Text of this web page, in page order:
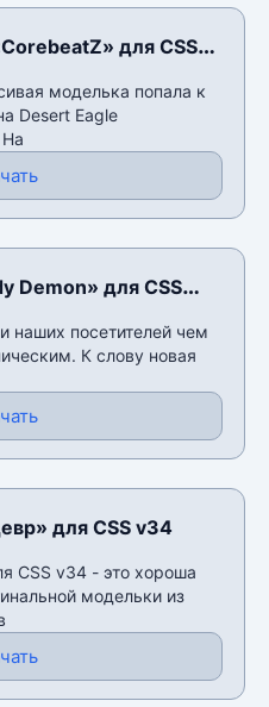
для CSS
моделька попала к
Desert Eagle
Demon» для CSS
наших посетителей чем
К слову новая
для CSS v34
CSS v34 - это хороша
модельки из